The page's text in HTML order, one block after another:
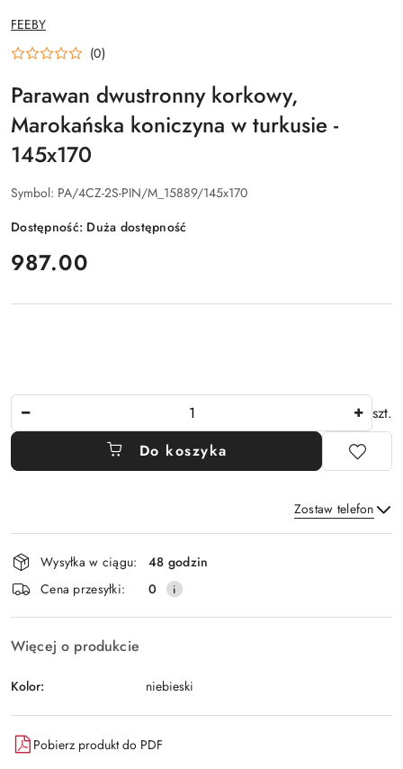
NAZWA
PRODUCENTA:
FEEBY
(0)
Parawan dwustronny korkowy,
Marokańska koniczyna w turkusie -
145x170
Symbol: PA/4CZ-2S-PIN/M_15889/145x170
Dostępność: Duża dostępność
cena:
987.00
szt.
Do koszyka
Zostaw telefon
Wyślij
Dostępność
i
dostawa
Wysyłka w ciągu:
48 godzin
Cena przesyłki:
0
Więcej o produkcie
Kolor: niebieski
Pobierz produkt do PDF